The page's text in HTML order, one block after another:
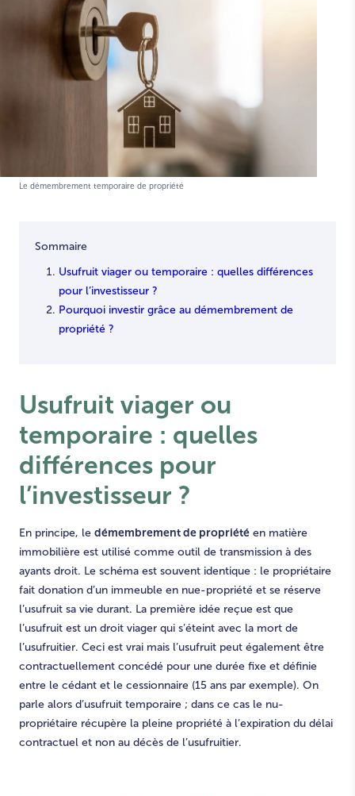
Le démembrement temporaire de propriété
Sommaire
Usufruit viager ou temporaire : quelles différences
pour l’investisseur ?
Pourquoi investir grâce au démembrement de
propriété ?
Usufruit viager ou
temporaire : quelles
différences pour
l’investisseur ?
En principe, le démembrement de propriété en matière
immobilière est utilisé comme outil de transmission à des
ayants droit. Le schéma est souvent identique : le propriétaire
fait donation d’un immeuble en nue-propriété et se réserve
l’usufruit sa vie durant. La première idée reçue est que
l’usufruit est un droit viager qui s’éteint avec la mort de
l’usufruitier. Ceci est vrai mais l’usufruit peut également être
contractuellement concédé pour une durée fixe et définie
entre le cédant et le cessionnaire (15 ans par exemple). On
parle alors d’usufruit temporaire ; dans ce cas le nu-
propriétaire récupère la pleine propriété à l’expiration du délai
contractuel et non au décès de l’usufruitier.